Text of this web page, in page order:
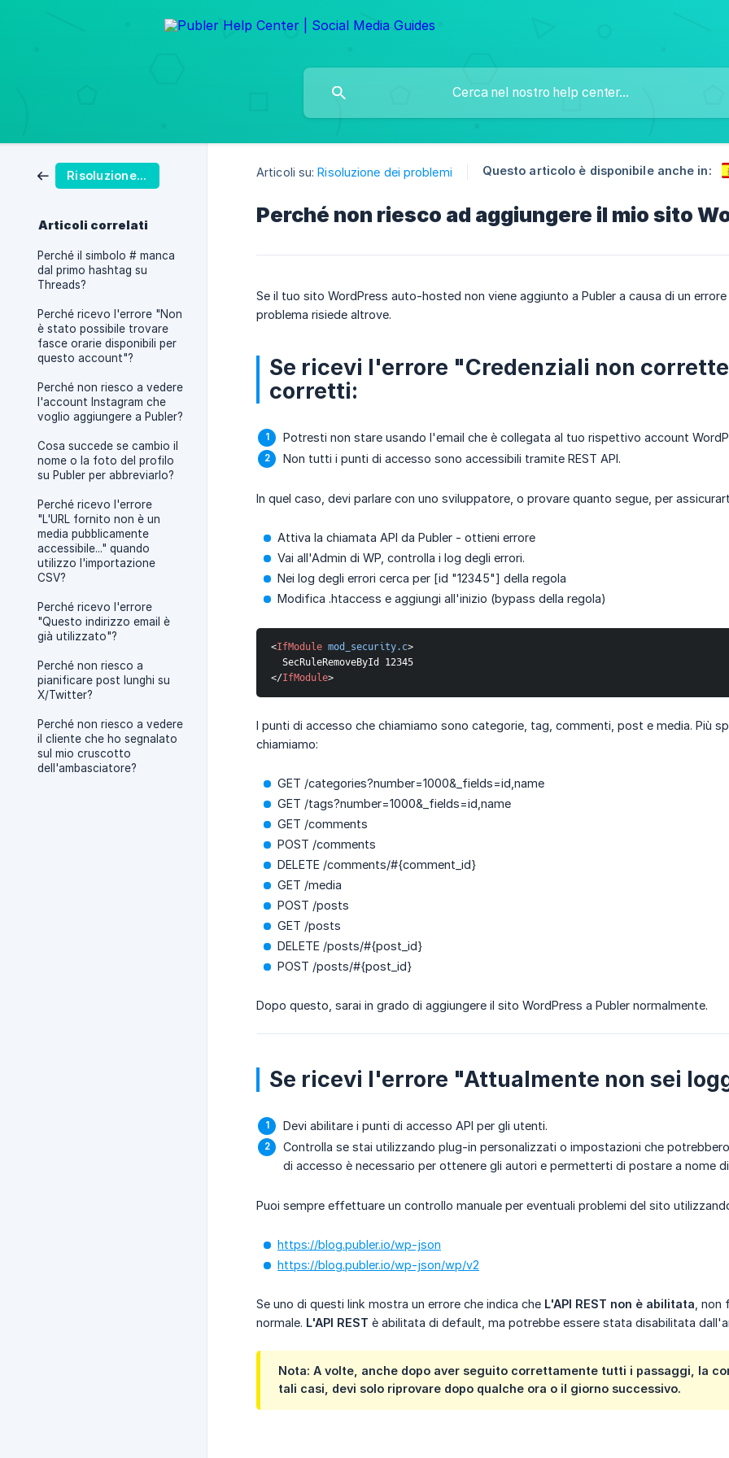
Risoluzione dei problemi
Articoli correlati
Perché il simbolo # manca
dal primo hashtag su
Threads?
Perché ricevo l'errore "Non
è stato possibile trovare
fasce orarie disponibili per
questo account"?
Perché non riesco a vedere
l'account Instagram che
voglio aggiungere a Publer?
Cosa succede se cambio il
nome o la foto del profilo
su Publer per abbreviarlo?
Perché ricevo l'errore
"L'URL fornito non è un
media pubblicamente
accessibile..." quando
utilizzo l'importazione
CSV?
Perché ricevo l'errore
"Questo indirizzo email è
già utilizzato"?
Perché non riesco a
pianificare post lunghi su
X/Twitter?
Perché non riesco a vedere
il cliente che ho segnalato
sul mio cruscotto
dell'ambasciatore?
Articoli su: Risoluzione dei problemi Questo articolo è disponibile anche in:
Perché non riesco ad aggiungere il mio sito
Se il tuo sito WordPress auto-hosted non viene aggiunto a Publer a causa di un
problema risiede altrove.
Se ricevi l'errore "Credenziali non
corretti:
Potresti non stare usando l'email che è collegata al tuo rispettivo account
Non tutti i punti di accesso sono accessibili tramite REST API.
In quel caso, devi parlare con uno sviluppatore, o provare quanto segue, per
Attiva la chiamata API da Publer - ottieni errore
Vai all'Admin di WP, controlla i log degli errori.
Nei log degli errori cerca per [id "12345"] della regola
Modifica .htaccess e aggiungi all'inizio (bypass della regola)
<IfModule mod_security.c>
  SecRuleRemoveById 12345
</IfModule>
I punti di accesso che chiamiamo sono categorie, tag, commenti, post e media. Più
chiamiamo:
GET /categories?number=1000&_fields=id,name
GET /tags?number=1000&_fields=id,name
GET /comments
POST /comments
DELETE /comments/#{comment_id}
GET /media
POST /posts
GET /posts
DELETE /posts/#{post_id}
POST /posts/#{post_id}
Dopo questo, sarai in grado di aggiungere il sito WordPress a Publer normalmente.
Se ricevi l'errore "Attualmente non sei
Devi abilitare i punti di accesso API per gli utenti.
Controlla se stai utilizzando plug-in personalizzati o impostazioni che
di accesso è necessario per ottenere gli autori e permetterti di postare a nome
Puoi sempre effettuare un controllo manuale per eventuali problemi del sito
https://blog.publer.io/wp-json
https://blog.publer.io/wp-json/wp/v2
Se uno di questi link mostra un errore che indica che L'API REST non è abilitata ,
normale. L'API REST è abilitata di default, ma potrebbe essere stata disabilitata
Nota: A volte, anche dopo aver seguito correttamente tutti i passaggi, la
tali casi, devi solo riprovare dopo qualche ora o il giorno successivo.